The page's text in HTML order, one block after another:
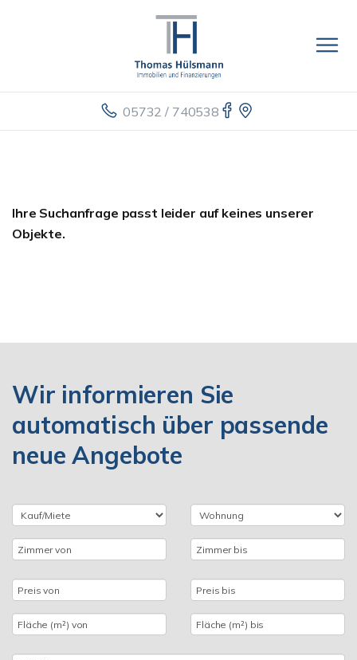
05732 / 740538
Ihre Suchanfrage passt leider auf keines unserer
Objekte.
Wir informieren Sie
automatisch über passende
neue Angebote